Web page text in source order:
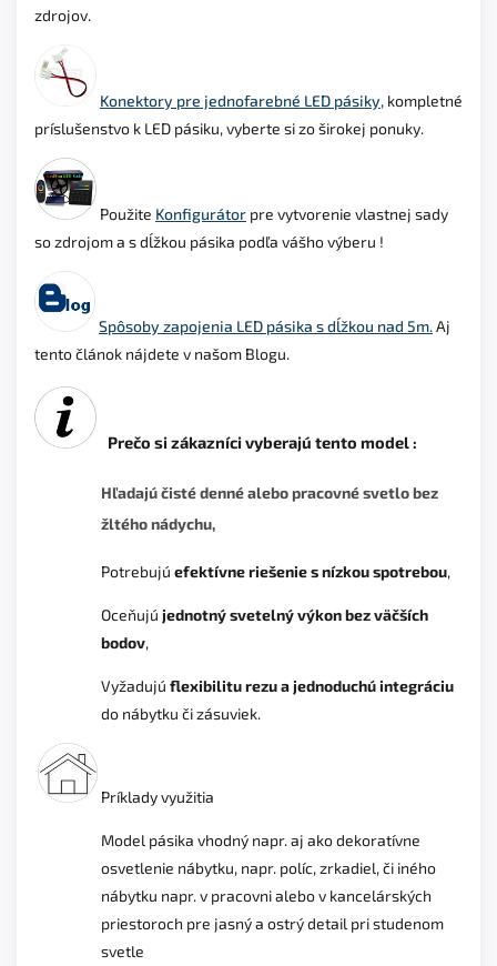
zdrojov.
Konektory pre jednofarebné LED pásiky, kompletné
príslušenstvo k LED pásiku, vyberte si zo širokej ponuky.
Použite Konfigurátor pre vytvorenie vlastnej sady
so zdrojom a s dĺžkou pásika podľa vášho výberu !
Spôsoby zapojenia LED pásika s dĺžkou nad 5m.Aj
tento článok nájdete v našom Blogu.
Prečo si zákazníci vyberajú tento model :
Hľadajúčisté denné alebo pracovné svetlo bez
žltého nádychu,
Potrebujú efektívne riešenie s nízkou spotrebou,
Oceňujú jednotný svetelný výkon bez väčších
bodov,
Vyžadujú flexibilitu rezu a jednoduchú integráciu
do nábytku či zásuviek.
Príklady využitia
Model pásika vhodný napr. aj ako dekoratívne
osvetlenie nábytku, napr. políc, zrkadiel, či iného
nábytku napr. v pracovni alebo v kancelárských
priestoroch pre jasný a ostrý detail pri studenom
svetle